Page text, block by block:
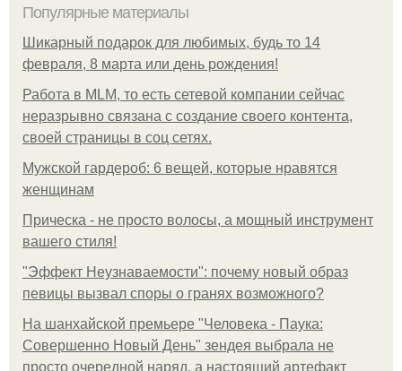
Популярные материалы
Шикарный подарок для любимых, будь то 14
февраля, 8 марта или день рождения!
Работа в MLM, то есть сетевой компании сейчас
неразрывно связана с создание своего контента,
своей страницы в соц сетях.
Мужской гардероб: 6 вещей, которые нравятся
женщинам
Прическа - не просто волосы, а мощный инструмент
вашего стиля!
"Эффект Неузнаваемости": почему новый образ
певицы вызвал споры о гранях возможного?
На шанхайской премьере "Человека - Паука:
Совершенно Новый День" зендея выбрала не
просто очередной наряд, а настоящий артефакт